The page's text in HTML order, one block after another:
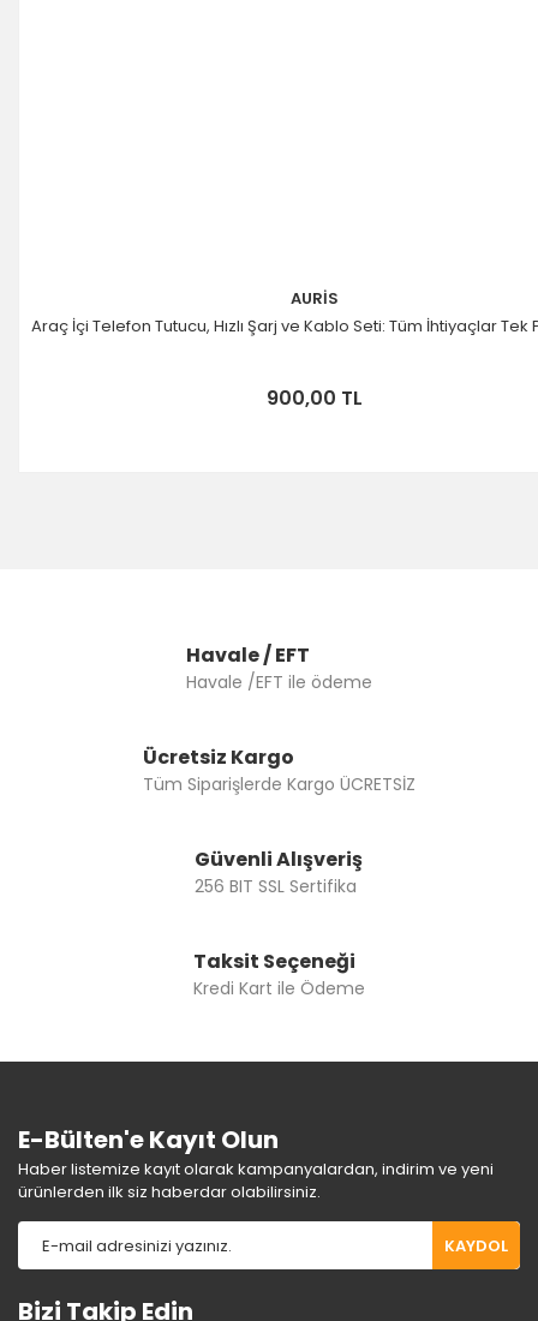
AURİS
Araç İçi Telefon Tutucu, Hızlı Şarj ve Kablo Seti: Tüm İhtiyaçlar Tek
900,00 TL
Havale / EFT
Havale /EFT ile ödeme
Ücretsiz Kargo
Tüm Siparişlerde Kargo ÜCRETSİZ
Güvenli Alışveriş
256 BIT SSL Sertifika
Taksit Seçeneği
Kredi Kart ile Ödeme
E-Bülten'e Kayıt Olun
Haber listemize kayıt olarak kampanyalardan, indirim ve yeni
ürünlerden ilk siz haberdar olabilirsiniz.
KAYDOL
Bizi Takip Edin